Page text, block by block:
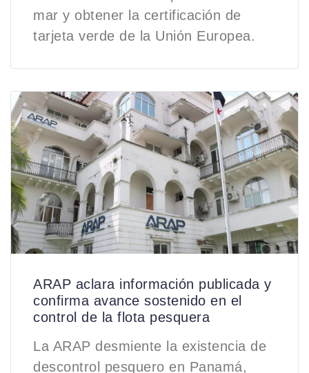
mar y obtener la certificación de
tarjeta verde de la Unión Europea.
ARAP aclara información publicada y
confirma avance sostenido en el
control de la flota pesquera
La ARAP desmiente la existencia de
descontrol pesquero en Panamá,